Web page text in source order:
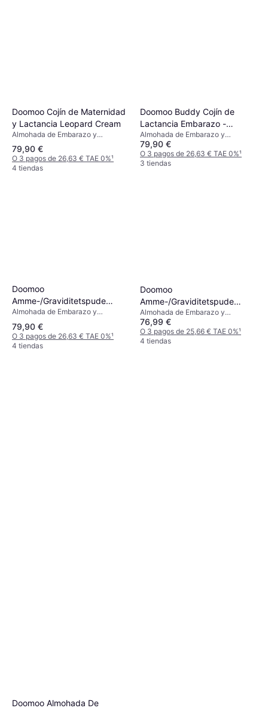
Doomoo Cojín de Maternidad
y Lactancia Leopard Cream
Almohada de Embarazo y
Lactancia
79,90 €
O 3 pagos de 26,63 € TAE 0%¹
4 tiendas
Doomoo Buddy Cojín de
Lactancia Embarazo -
Peaches
Almohada de Embarazo y
Lactancia, Material: Algodón
79,90 €
O 3 pagos de 26,63 € TAE 0%¹
3 tiendas
Doomoo
Amme-/Graviditetspude
Manchester Khaki
Almohada de Embarazo y
Algodón
79,90 €
O 3 pagos de 26,63 € TAE 0%¹
4 tiendas
Doomoo
Amme-/Graviditetspude
Manchester Sand
Almohada de Embarazo y
Lactancia, Material: Algodón
76,99 €
O 3 pagos de 25,66 € TAE 0%¹
4 tiendas
Doomoo Almohada De